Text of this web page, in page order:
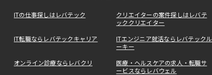
ITの仕事探しはレバテック
クリエイターの案件探しはレバテ
ッククリエイター
IT転職ならレバテックキャリア
ITエンジニア就活ならレバテックル
ーキー
オンライン診療ならレバクリ
医療・ヘルスケアの求人・転職サ
ービスならレバウェル